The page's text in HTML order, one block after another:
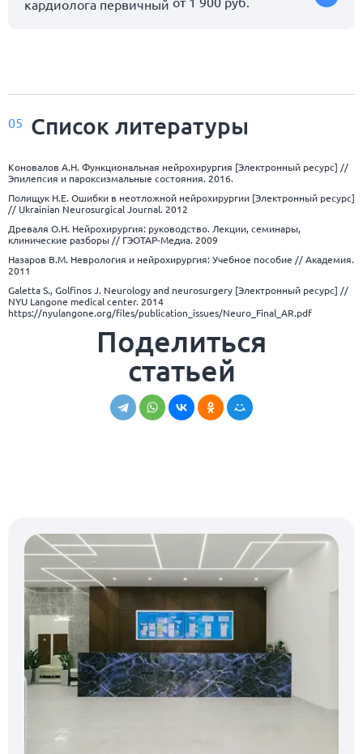
кардиолога первичный
05 Список литературы
Коновалов А.Н. Функциональная нейрохирургия [Электронный ресурс] //
Эпилепсия и пароксизмальные состояния. 2016.
Полищук Н.Е. Ошибки в неотложной нейрохирургии [Электронный ресурс]
// Ukrainian Neurosurgical Journal. 2012
Древаля О.Н. Нейрохирургия: руководство. Лекции, семинары,
клинические разборы // ГЭОТАР-Медиа. 2009
Назаров В.М. Неврология и нейрохирургия: Учебное пособие // Академия.
2011
Galetta S., Golfinos J. Neurology and neurosurgery [Электронный ресурс] //
NYU Langone medical center. 2014
https://nyulangone.org/files/publication_issues/Neuro_Final_AR.pdf
Поделиться
статьей